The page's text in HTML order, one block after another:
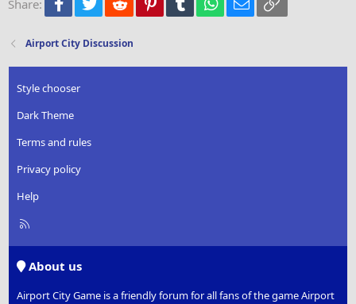
26
Trebuchet MS
Share:
Airport City Discussion
Style chooser
Dark Theme
Terms and rules
Privacy policy
Help
R
About us
Airport City Game is a friendly forum for all fans of the game Airport